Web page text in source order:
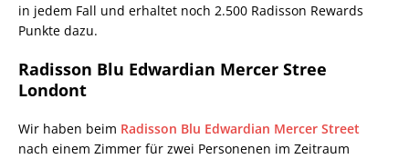
in jedem Fall und erhaltet noch 2.500 Radisson Rewards
Punkte dazu.
Radisson Blu Edwardian Mercer Stree
Londont
Wir haben beim Radisson Blu Edwardian Mercer Street
nach einem Zimmer für zwei Personenen im Zeitraum